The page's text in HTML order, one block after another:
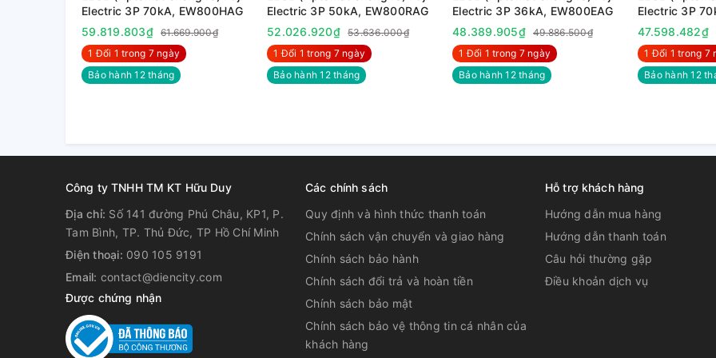
+ Đổi mới công nghệ: Giảm khả năng phóng hồ quang điện khi thực hiện đóng ngắt mach đến
30%, an toàn hơn khi sử dụng.
- Thân thiện với môi trường.
+ Với kỹ thuật xanh tiên tiến cùng với sự hỗ trợ tiết kiệm năng lượng ít tác động vào môi trường
Electric 3P 70kA, EW800HAG
59.819.803₫
61.669.900₫
1 Đổi 1 trong 7 ngày
Bảo hành 12 tháng
Electric 3P 50kA, EW800RAG
52.026.920₫
53.636.000₫
1 Đổi 1 trong 7 ngày
Bảo hành 12 tháng
Electric 3P 36kA, EW800EAG
48.389.905₫
49.886.500₫
1 Đổi 1 trong 7 ngày
Bảo hành 12 tháng
Electric 3P
47.598.482₫
1 Đổi 1 trong 7
Bảo hành 12
Công ty TNHH TM KT Hữu Duy
Địa chỉ: Số 141 đường Phú Châu, KP1, P.
Tam Bình, TP. Thủ Đức, TP Hồ Chí Minh
Điện thoại: 090 105 9191
Email: contact@diencity.com
Được chứng nhận
Các chính sách
Quy định và hình thức thanh toán
Chính sách vận chuyển và giao hàng
Chính sách bảo hành
Chính sách đổi trả và hoàn tiền
Chính sách bảo mật
Chính sách bảo vệ thông tin cá nhân của
khách hàng
Hỗ trợ khách hàng
Hướng dẫn mua hàng
Hướng dẫn thanh toán
Câu hỏi thường gặp
Điều khoản dịch vụ